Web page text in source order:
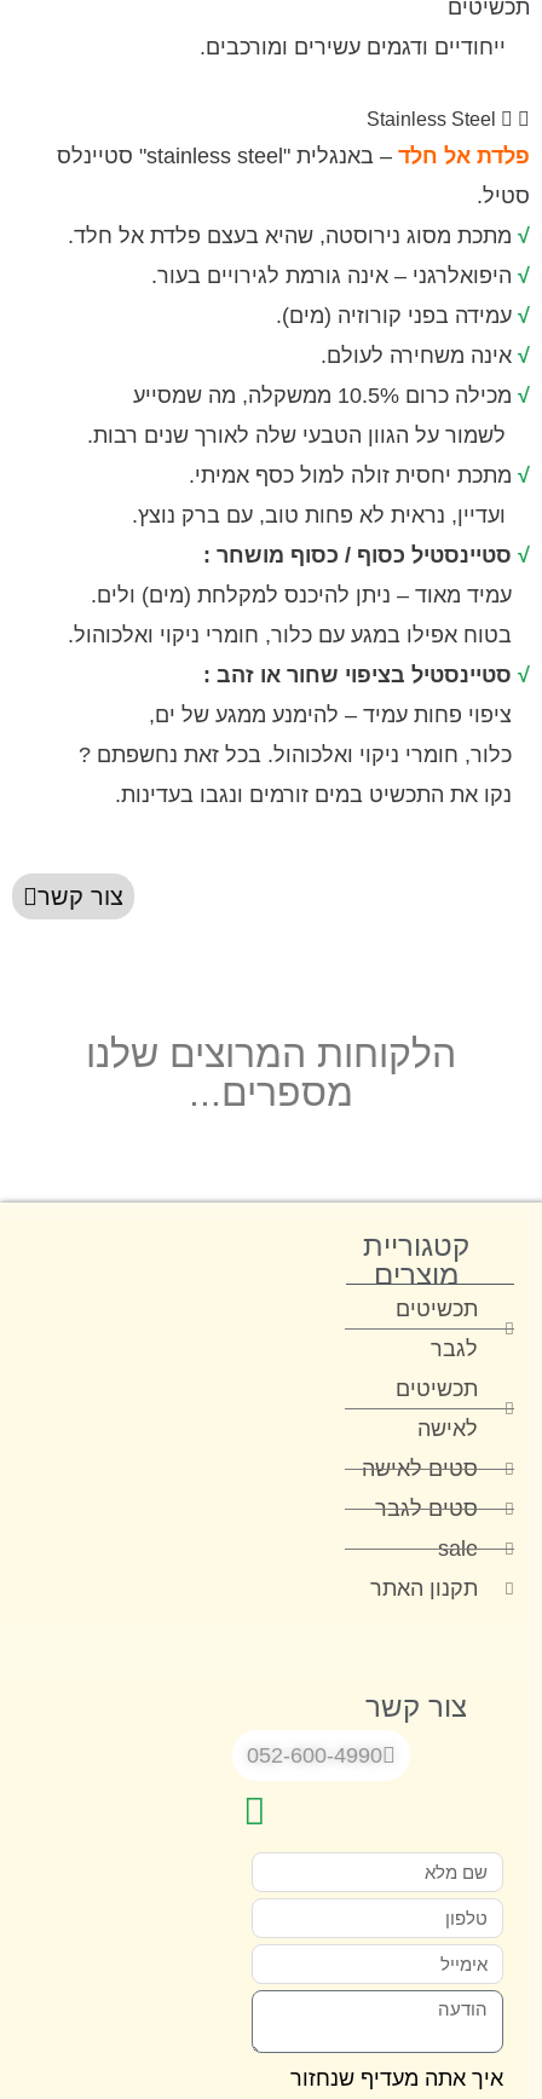
ודגמים עשירים ומורכבים.
Stainless
אל חלד
– באנגלית "stainless steel" סטיינלס
מסוג נירוסטה, שהיא בעצם פלדת אל חלד.
– אינה גורמת לגירויים בעור.
בפני קורוזיה (מים).
משחירה לעולם.
ממשקלה, מה שמסייע
על הגוון הטבעי שלה לאורך שנים רבות.
יחסית זולה למול כסף אמיתי.
נראית לא פחות טוב, עם ברק נוצץ.
כסוף / כסוף מושחר :
– ניתן להיכנס למקלחת (מים) ולים.
במגע עם כלור, חומרי ניקוי ואלכוהול.
בציפוי שחור או זהב :
פחות עמיד – להימנע ממגע של ים,
חומרי ניקוי ואלכוהול. בכל זאת נחשפתם ?
התכשיט במים זורמים ונגבו בעדינות.
צור קשר
הלקוחות המרוצים שלנו
מספרים...
קטגוריית
מוצרים
תכשיטים
תכשיטים
סטים לאישה
סטים לגבר
sale
תקנון האתר
צור קשר
052-600-4990
אתה מעדיף שנחזור